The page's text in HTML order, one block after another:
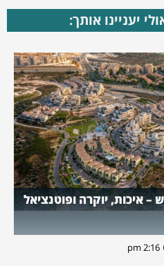
יעניינו אותך:
איכות, יוקרה ופוטנציאל
2:16 pm